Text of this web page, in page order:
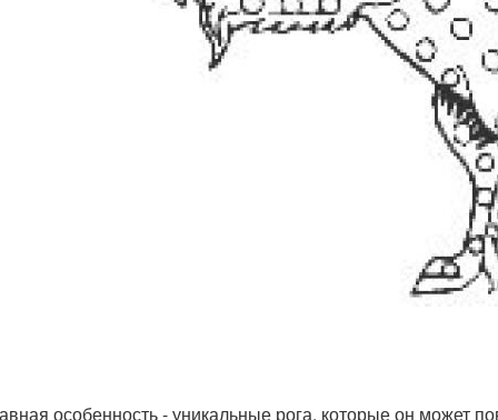
особенность - уникальные рога, которые он может